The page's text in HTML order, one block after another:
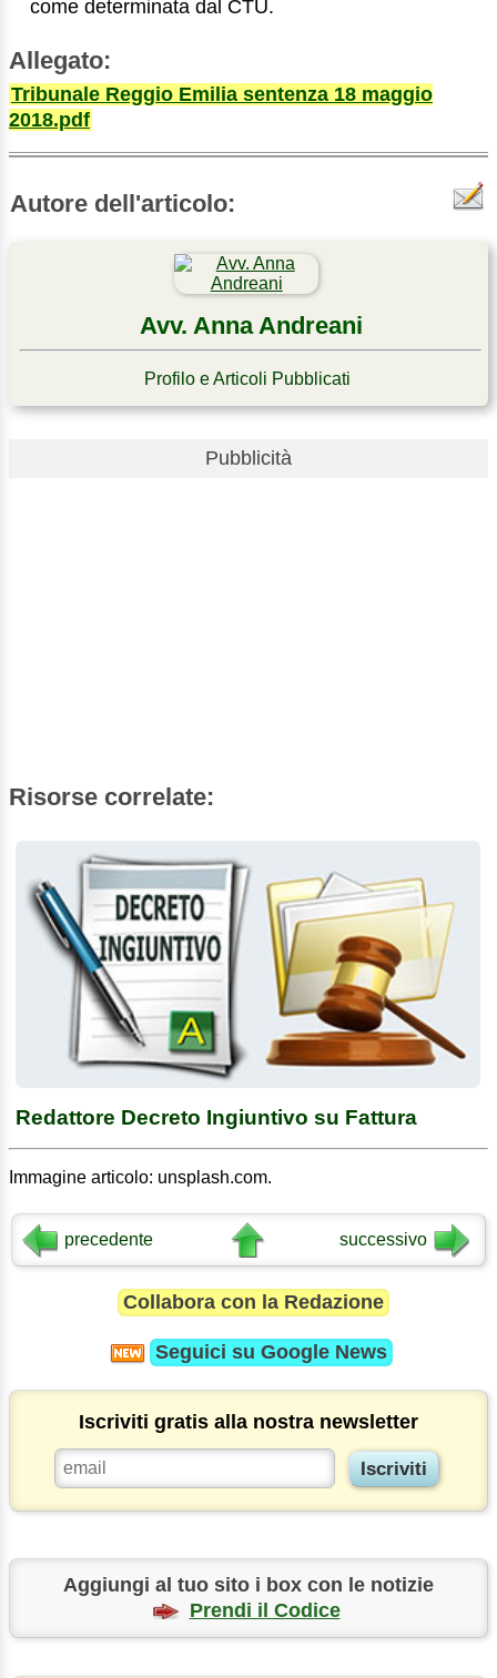
come determinata dal CTU.
Allegato:
Tribunale Reggio Emilia sentenza 18 maggio
2018.pdf
Autore dell'articolo:
Avv. Anna Andreani
Profilo e Articoli Pubblicati
Pubblicità
Risorse correlate:
Redattore Decreto Ingiuntivo su Fattura
Immagine articolo: unsplash.com.
precedente successivo
Collabora con la Redazione
Seguici su Google News
Iscriviti gratis alla nostra newsletter
Aggiungi al tuo sito i box con le notizie
Prendi il Codice